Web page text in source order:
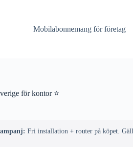
Mobilabonnemang för företag
för kontor ⭐
Fri installation + router på köpet.